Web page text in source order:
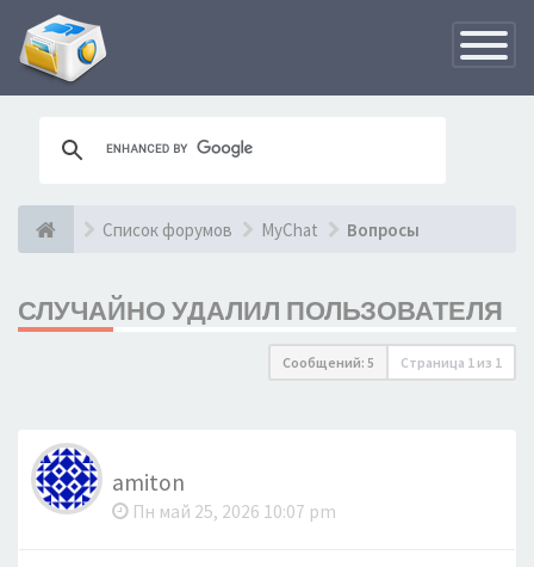
Список форумов MyChat Вопросы
СЛУЧАЙНО УДАЛИЛ ПОЛЬЗОВАТЕЛЯ
Сообщений: 5 Страница 1 из 1
amiton
Пн май 25, 2026 10:07 pm